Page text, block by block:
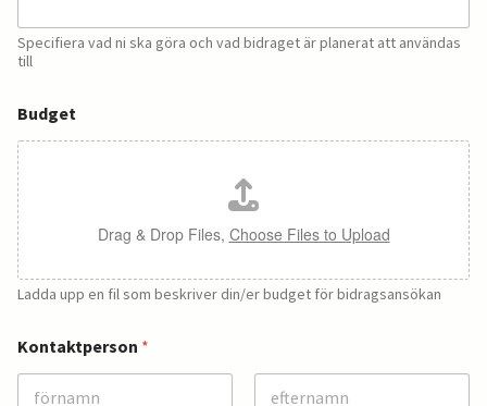
Specifiera vad ni ska göra och vad bidraget är planerat att användas
till
Budget
Drag & Drop Files, Choose Files to Upload
Ladda upp en fil som beskriver din/er budget för bidragsansökan
Kontaktperson *